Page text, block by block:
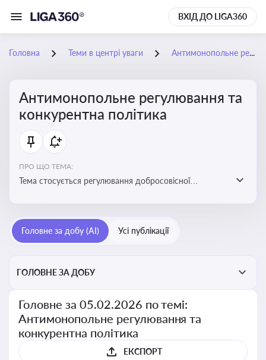
ВХІД ДО LIGA360
Головна Теми в центрі уваги Антимонопольне регулювання та конкурентна політика
Антимонопольне регулювання та
конкурентна політика
ПРО ЩО ТЕМА:
Тема стосується регулювання добросовісної
забезпечення рівних умов для суб’єктів
господарювання
Головне за добу (AI) Усі публікації
ГОЛОВНЕ ЗА ДОБУ
Головне за 05.02.2026 по темі:
Антимонопольне регулювання та
конкурентна політика
ЕКСПОРТ